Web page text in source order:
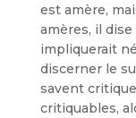
est amère,
amères, il dise
impliquerait
discerner le
savent
critiquables,